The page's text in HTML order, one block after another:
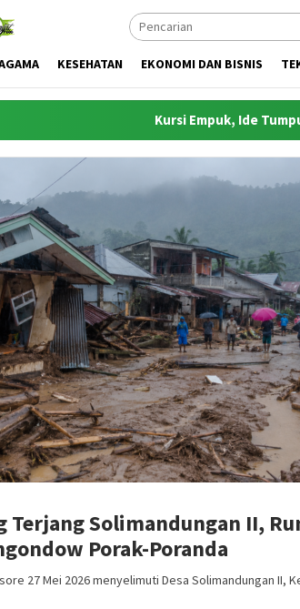
KESEHATAN EKONOMI DAN BISNIS
Kursi Empuk, Ide Tumpul: Potret
Terjang Solimandungan II,
Porak-Poranda
27 Mei 2026 menyelimuti Desa Solimandungan II,